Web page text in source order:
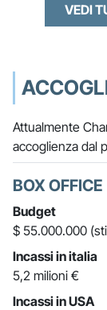
VEDI
Attualmente
accoglienza dal
BOX OFFICE
Budget
$ 55.000.000
Incassi in italia
5,2 milioni €
Incassi in USA